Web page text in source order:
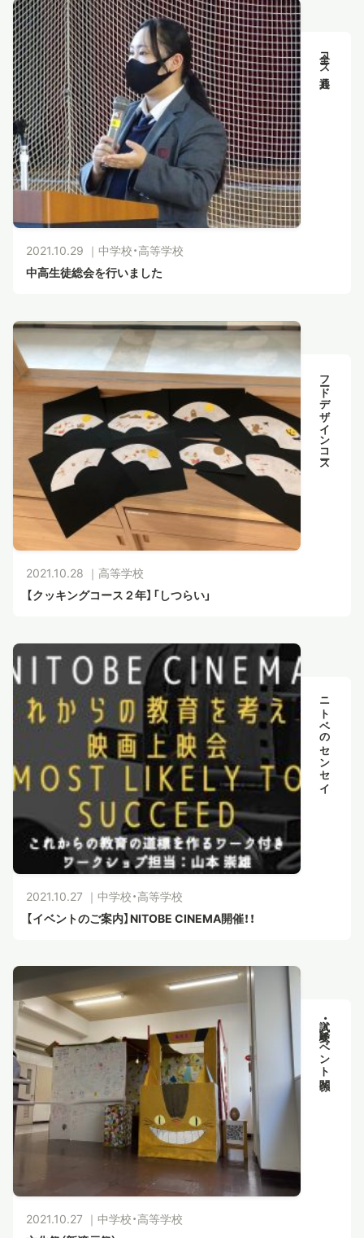
全コース共通
2021.10.29 ｜ 中学校・高等学校
中高生徒総会を行いました
フードデザインコース
2021.10.28 ｜ 高等学校
【クッキングコース２年】「しつらい」
ニトベのセンセイ
2021.10.27 ｜ 中学校・高等学校
【イベントのご案内】NITOBE CINEMA開催！！
入試・受験イベント関係
2021.10.27 ｜ 中学校・高等学校